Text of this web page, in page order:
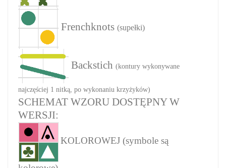
Frenchknots (supełki)
Backstich (kontury wykonywane
najczęściej 1 nitką, po wykonaniu krzyżyków)
SCHEMAT WZORU DOSTĘPNY W
WERSJI:
KOLOROWEJ (symbole są